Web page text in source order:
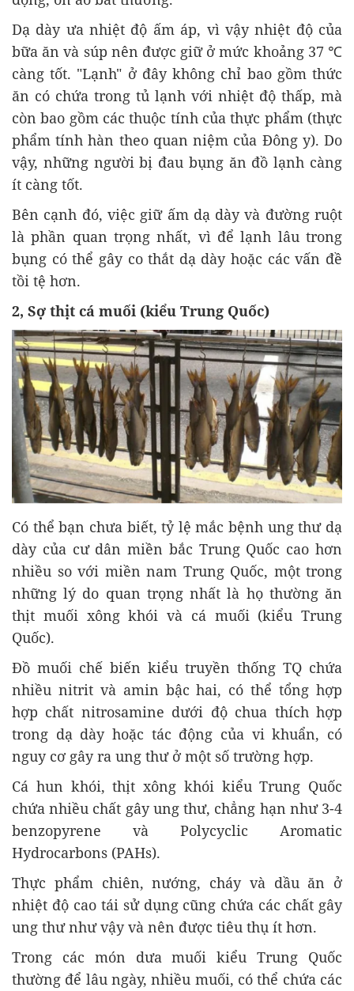
Dạ dày ưa nhiệt độ ấm áp, vì vậy nhiệt độ của
bữa ăn và súp nên được giữ ở mức khoảng 37 ℃
càng tốt. "Lạnh" ở đây không chỉ bao gồm thức
ăn có chứa trong tủ lạnh với nhiệt độ thấp, mà
còn bao gồm các thuộc tính của thực phẩm (thực
phẩm tính hàn theo quan niệm của Đông y). Do
vậy, những người bị đau bụng ăn đồ lạnh càng
ít càng tốt.
Bên cạnh đó, việc giữ ấm dạ dày và đường ruột
là phần quan trọng nhất, vì để lạnh lâu trong
bụng có thể gây co thắt dạ dày hoặc các vấn đề
tồi tệ hơn.
2, Sợ thịt cá muối (kiểu Trung Quốc)
Có thể bạn chưa biết, tỷ lệ mắc bệnh ung thư dạ
dày của cư dân miền bắc Trung Quốc cao hơn
nhiều so với miền nam Trung Quốc, một trong
những lý do quan trọng nhất là họ thường ăn
thịt muối xông khói và cá muối (kiểu Trung
Quốc).
Đồ muối chế biến kiểu truyền thống TQ chứa
nhiều nitrit và amin bậc hai, có thể tổng hợp
hợp chất nitrosamine dưới độ chua thích hợp
trong dạ dày hoặc tác động của vi khuẩn, có
nguy cơ gây ra ung thư ở một số trường hợp.
Cá hun khói, thịt xông khói kiểu Trung Quốc
chứa nhiều chất gây ung thư, chẳng hạn như 3-4
benzopyrene và Polycyclic Aromatic
Hydrocarbons (PAHs).
Thực phẩm chiên, nướng, cháy và dầu ăn ở
nhiệt độ cao tái sử dụng cũng chứa các chất gây
ung thư như vậy và nên được tiêu thụ ít hơn.
Trong các món dưa muối kiểu Trung Quốc
thường để lâu ngày, nhiều muối, có thể chứa các